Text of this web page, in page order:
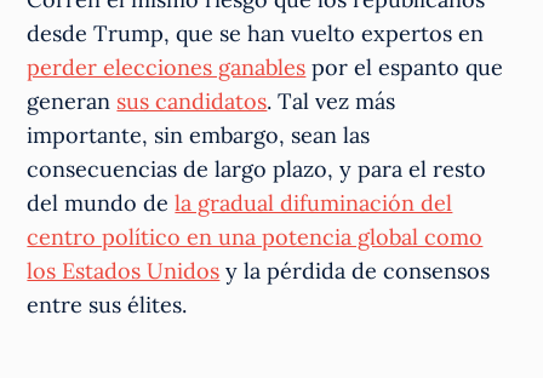
desde Trump, que se han vuelto expertos en
perder elecciones ganables por el espanto que
generan sus candidatos. Tal vez más
importante, sin embargo, sean las
consecuencias de largo plazo, y para el resto
del mundo dela gradual difuminación del
centro político en una potencia global como
los Estados Unidos y la pérdida de consensos
entre sus élites.